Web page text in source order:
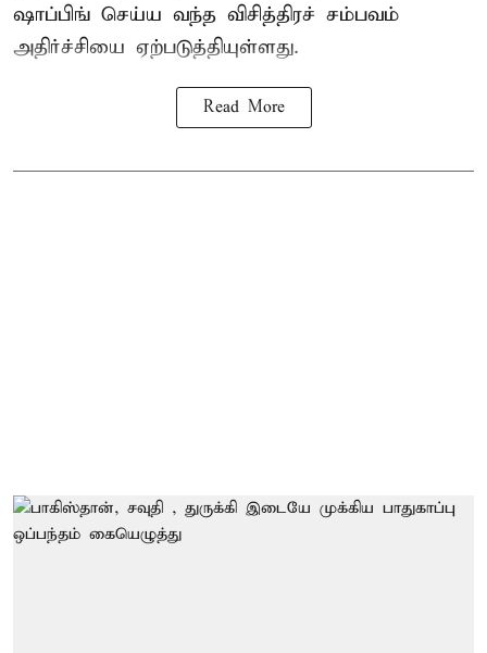
ஷாப்பிங் செய்ய வந்த விசித்திரச் சம்பவம்
அதிர்ச்சியை ஏற்படுத்தியுள்ளது.
Read More